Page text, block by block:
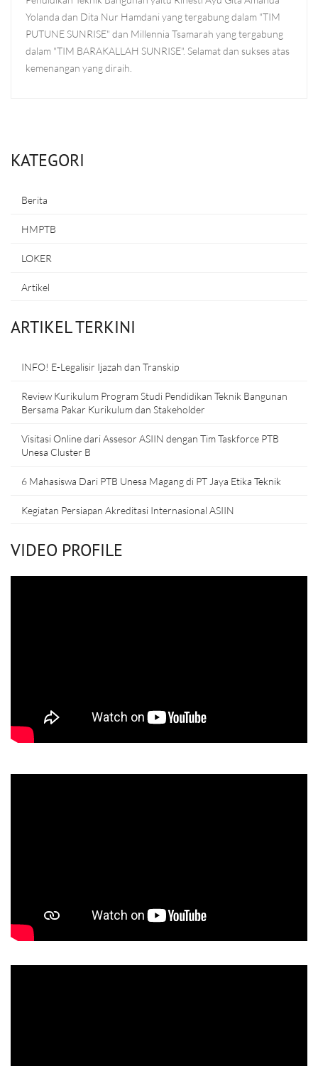
Yolanda dan Dita Nur Hamdani yang tergabung dalam "TIM
PUTUNE SUNRISE" dan Millennia Tsamarah yang tergabung
dalam "TIM BARAKALLAH SUNRISE". Selamat dan sukses atas
kemenangan yang diraih.
KATEGORI
Berita
HMPTB
LOKER
Artikel
ARTIKEL TERKINI
INFO! E-Legalisir Ijazah dan Transkip
Review Kurikulum Program Studi Pendidikan Teknik Bangunan
Bersama Pakar Kurikulum dan Stakeholder
Visitasi Online dari Assesor ASIIN dengan Tim Taskforce PTB
Unesa Cluster B
6 Mahasiswa Dari PTB Unesa Magang di PT Jaya Etika Teknik
Kegiatan Persiapan Akreditasi Internasional ASIIN
VIDEO PROFILE